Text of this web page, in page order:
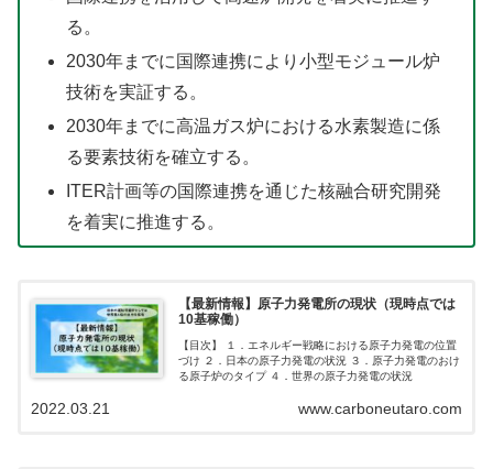
る。
2030年までに国際連携により小型モジュール炉
技術を実証する。
2030年までに高温ガス炉における水素製造に係
る要素技術を確立する。
ITER計画等の国際連携を通じた核融合研究開発
を着実に推進する。
【最新情報】原子力発電所の現状（現時点では
10基稼働）
【目次】 １．エネルギー戦略における原子力発電の位置
づけ ２．日本の原子力発電の状況 ３．原子力発電のおけ
る原子炉のタイプ ４．世界の原子力発電の状況
www.carboneutaro.com
2022.03.21